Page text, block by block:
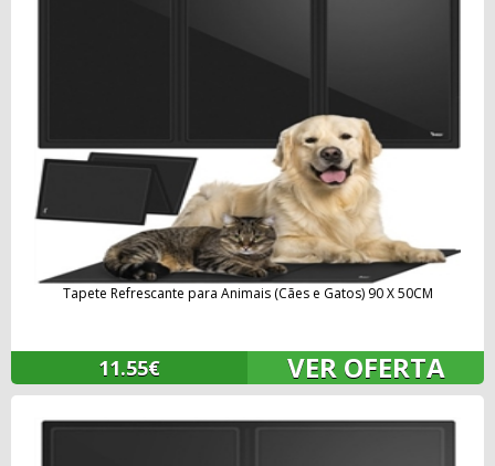
Tapete Refrescante para Animais (Cães e Gatos) 90 X 50CM
11.55€ VER OFERTA